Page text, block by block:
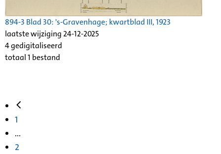
894-3 Blad 30: 's-Gravenhage; kwartblad III, 1923
laatste wijziging 24-12-2025
4 gedigitaliseerd
totaal 1 bestand
1
...
2